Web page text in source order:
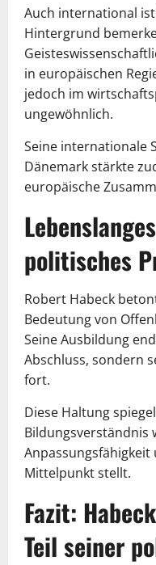
Auch international
Hintergrund
in europäischen
jedoch im
ungewöhnlich.
Seine internationale
Dänemark stärkte
europäische
politisches
Robert Habeck
Bedeutung von
Seine Ausbildung
Abschluss, sondern
fort.
Diese Haltung
Bildungsverständnis
Anpassungsfähigkeit
Mittelpunkt stellt.
Fazit:
Teil seiner